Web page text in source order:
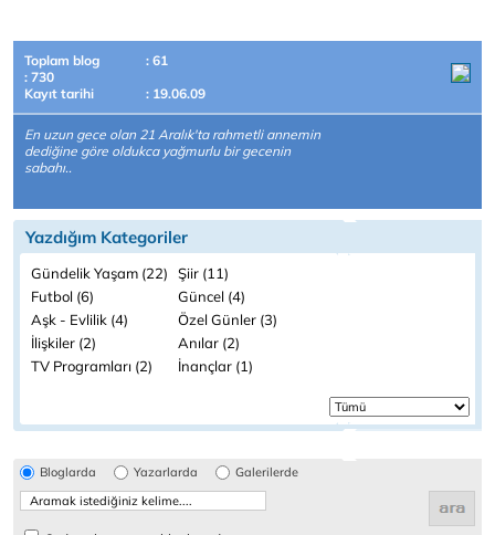
Toplam blog
: 61
: 730
Kayıt tarihi
: 19.06.09
En uzun gece olan 21 Aralık'ta rahmetli annemin
dediğine göre oldukca yağmurlu bir gecenin
sabahı..
Yazdığım Kategoriler
Gündelik Yaşam (22)
Şiir (11)
Futbol (6)
Güncel (4)
Aşk - Evlilik (4)
Özel Günler (3)
İlişkiler (2)
Anılar (2)
TV Programları (2)
İnançlar (1)
Bloglarda Yazarlarda Galerilerde